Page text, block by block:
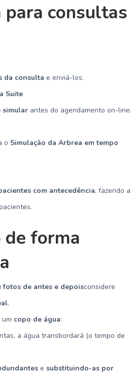
consultas
da consulta e enviá-los.
Suite
simular antes do agendamento on-line.
o Simulação da Arbrea em tempo
com antecedência, fazendo a
de forma
de antes e depoisconsidere
.
copo de água:
a água transbordará (o tempo de
e substituindo-as por